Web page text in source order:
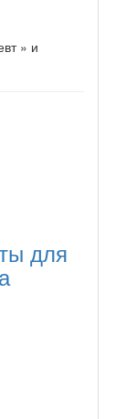
» и
для